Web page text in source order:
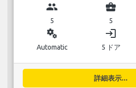
group
5
business_center
5
miscellaneous_services
Automatic
login
5 ドア
詳細表示...